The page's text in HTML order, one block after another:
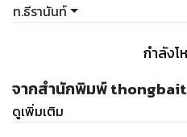
ท.ธีรานันท์
กำลังโ
จากสำนักพิมพ์
ดูเพิ่มเติม